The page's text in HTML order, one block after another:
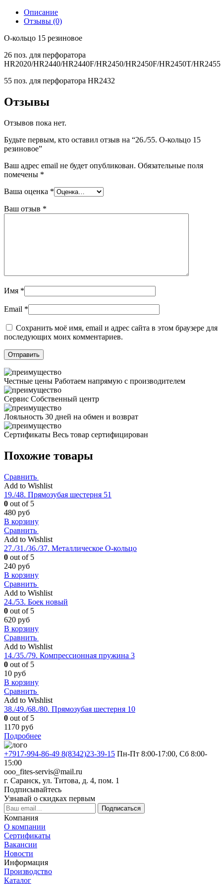
Описание
Отзывы (0)
О-кольцо 15 резиновое
26 поз. для перфоратора
HR2020/HR2440/HR2440F/HR2450/HR2450F/HR2450T/HR2455
55 поз. для перфоратора HR2432
Отзывы
Отзывов пока нет.
Будьте первым, кто оставил отзыв на “26./55. О-кольцо 15
резиновое”
Ваш адрес email не будет опубликован. Обязательные поля
помечены *
Ваша оценка *
Ваш отзыв *
Имя *
Email *
Сохранить моё имя, email и адрес сайта в этом браузере для
последующих моих комментариев.
Честные цены Работаем напрямую с производителем
Сервис Собственный центр
Лояльность 30 дней на обмен и возврат
Сертификаты Весь товар сертифицирован
Похожие товары
Сравнить
Add to Wishlist
19./48. Прямозубая шестерня 51
0 out of 5
480 руб
В корзину
Сравнить
Add to Wishlist
27./31./36./37. Металлическое О-кольцо
0 out of 5
240 руб
В корзину
Сравнить
Add to Wishlist
24./53. Боек новый
0 out of 5
620 руб
В корзину
Сравнить
Add to Wishlist
14./35./79. Компрессионная пружина 3
0 out of 5
10 руб
В корзину
Сравнить
Add to Wishlist
38./49./68./80. Прямозубая шестерня 10
0 out of 5
1170 руб
Подробнее
+7917-994-86-49 8(8342)23-39-15 Пн-Пт 8:00-17:00, Сб 8:00-
15:00
ooo_fites-servis@mail.ru
г. Саранск, ул. Титова, д. 4, пом. 1
Подписывайтесь
Узнавай о скидках первым
Подписаться
Компания
О компании
Сертификаты
Вакансии
Новости
Информация
Производство
Каталог